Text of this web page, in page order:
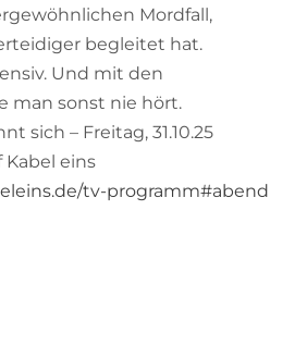
Mordfall,
begleitet hat.
Und mit den
man sonst nie hört.
sich – Freitag, 31.10.25
Kabel eins
tv-programm#abend